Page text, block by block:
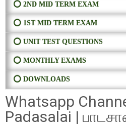
⭕ 2ND MID TERM EXAM
⭕ 1ST MID TERM EXAM
⭕ UNIT TEST QUESTIONS
⭕ MONTHLY EXAMS
⭕ DOWNLOADS
Whatsapp
Padasalai |